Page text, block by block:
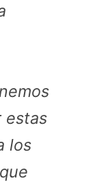
estas
los